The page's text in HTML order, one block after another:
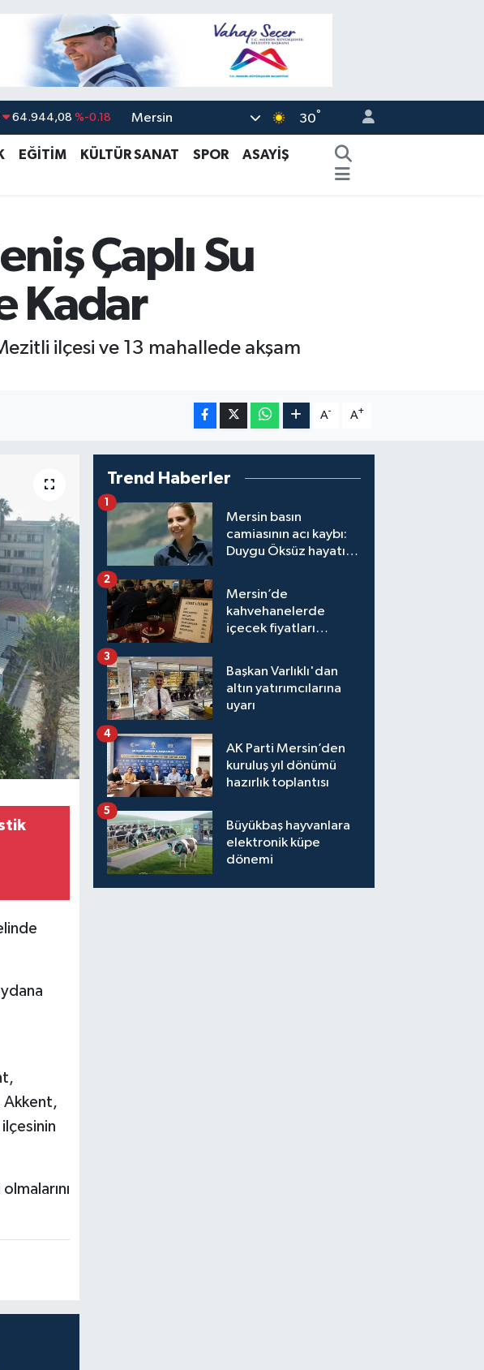
64.944,08 %-0.18
55,2510 %0.32
13.779 %-14
Mersin 30°
EĞİTİM KÜLTÜR SANAT SPOR
ASAYİŞ
Çaplı Su
Kadar
ilçesi ve 13 mahallede akşam
A- A+
Akkent,
Trend Haberler
Mersin basın
camiasının acı kaybı:
Duygu Öksüz hayatını
1
Mersin’de
kahvehanelerde
içecek fiyatları
2
Başkan Varlıklı'dan
altın yatırımcılarına
uyarı
3
AK Parti Mersin’den
kuruluş yıl dönümü
hazırlık toplantısı
4
Büyükbaş hayvanlara
elektronik küpe
dönemi
5